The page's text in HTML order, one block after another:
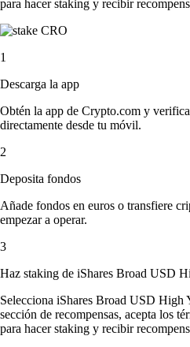
para hacer staking y recibir
1
Descarga la app
Obtén la app de Crypto.com y
directamente desde tu móvil.
2
Deposita fondos
Añade fondos en euros o transfiere
empezar a operar.
3
Haz staking de iShares Broad USD
Selecciona iShares Broad USD
sección de recompensas, acepta los
para hacer staking y recibir